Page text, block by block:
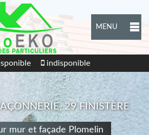
MENU
indisponible
29 FINISTÈRE
mur et façade Plomelin